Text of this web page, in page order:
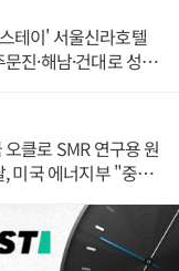
테이' 서울신라호텔
진·해남·건대로 성
클로 SMR 연구용 원
미국 에너지부 "중요